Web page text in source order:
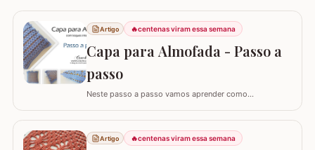
Artigo 🔥centenas viram essa semana
Capa para Almofada - Passo a
passo
Neste passo a passo vamos aprender como
intercalados. Fiz a capa para almofada de 40 x 40 e
seguindo o passo a passo você consegue adaptar para
o tamanho desejado. Utilizei o fio Barroco Maxcolor da
Artigo 🔥centenas viram essa semana